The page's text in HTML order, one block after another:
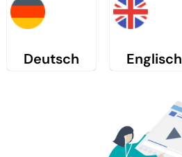
Deutsch Englisch